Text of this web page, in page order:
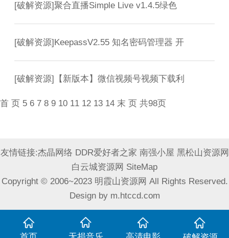
[破解资源]聚合直播Simple Live v1.4.5绿色
[破解资源]KeepassV2.55 知名密码管理器 开
[破解资源] 【新版本】微信视频号视频下载利
首 页 5 6 7 8 9 10 11 12 13 14 末 页 共98页
友情链接:杰晶网络 DDR爱好者之家 南强小屋 黑松山资源网
白云城资源网 SiteMap
Copyright © 2006~2023 明霞山资源网 All Rights Reserved.
Design by m.htccd.com